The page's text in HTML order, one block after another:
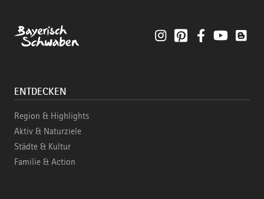
InstagramPinterestFacebookYouTube
ENTDECKEN
Region & Highlights
Aktiv & Naturziele
Städte & Kultur
Familie & Action